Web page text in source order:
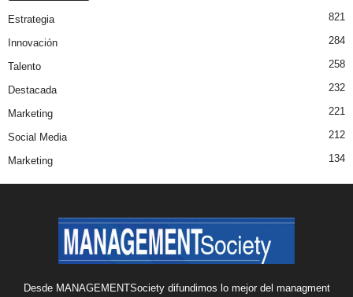
Estrategia 821
Innovación 284
Talento 258
Destacada 232
Marketing 221
Social Media 212
Marketing 134
Desde MANAGEMENTSociety difundimos lo mejor del managment